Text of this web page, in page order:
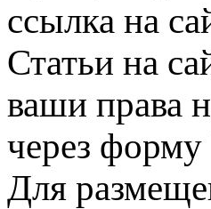
ссылка на
Статьи на
ваши права
через
Для